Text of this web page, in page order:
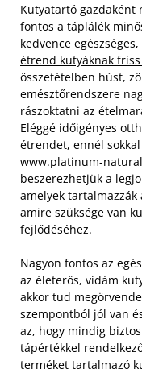
Kutyatartó
fontos a táplálék
kedvence
étrend kutyáknak
összetételben húst,
emésztőrendszere
rászoktatni az
Eléggé időigényes
étrendet, ennél
www.platinum-
beszerezhetjük a
amelyek tartalmazzák
amire szüksége van
fejlődéséhez.
Nagyon fontos az
az életerős, vidám
akkor tud
szempontból jól van
az, hogy mindig
tápértékkel
terméket tartalmazó